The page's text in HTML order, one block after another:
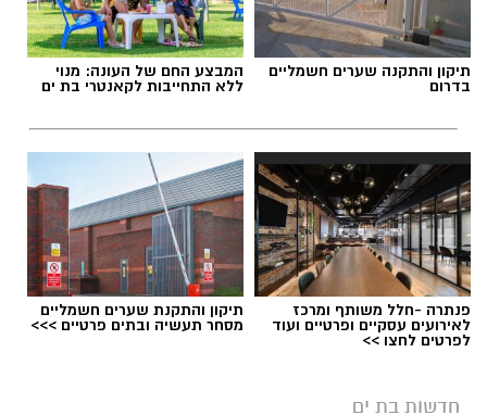
במוזיאון מציינים כי הם מחפשים מועמד או מועמדת
הפעילות החינוכית והקהילתית של אחד ממוסדות
תגים:משרד הבריאות חומרים מסוכנים, מרכז
ההחלקות
תיקון והתקנה שערים חשמליים
בדרום
המבצע החם של העונה: מנוי
ללא התחייבות לקאנטרי בת ים
פנתרה -חלל משותף ומרכז
לאירועים עסקיים ופרטיים ועוד
לפרטים לחצו >>
תיקון והתקנת שערים חשמליים
מסחר תעשיה ובתים פרטיים >>>
חדשות בת ים